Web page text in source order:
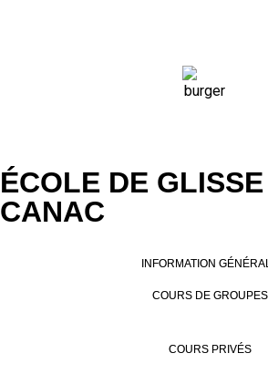
ÉCOLE DE GLISSE
CANAC
INFORMATION
COURS DE GROUPES
COURS PRIVÉS